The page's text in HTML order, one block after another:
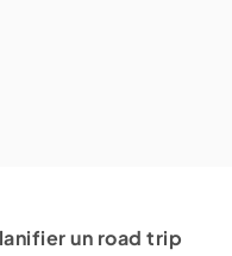
un road trip